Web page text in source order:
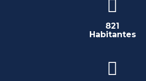
821
Habitantes